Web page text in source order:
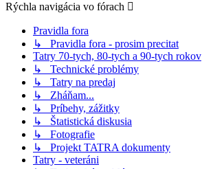
Rýchla navigácia vo fórach
Pravidla fora
↳ Pravidla fora - prosim precitat
Tatry 70-tych, 80-tych a 90-tych rokov
↳ Technické problémy
↳ Tatry na predaj
↳ Zháňam...
↳ Príbehy, zážitky
↳ Štatistická diskusia
↳ Fotografie
↳ Projekt TATRA dokumenty
Tatry - veteráni